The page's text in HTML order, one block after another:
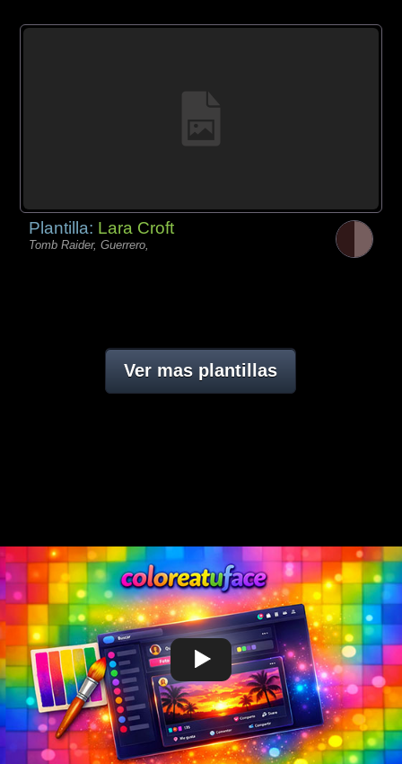
Plantilla: Lara Croft
Tomb Raider, Guerrero,
Ver mas plantillas